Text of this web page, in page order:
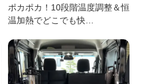
ポカポカ！10段階温度調整＆恒
温加熱でどこでも快…